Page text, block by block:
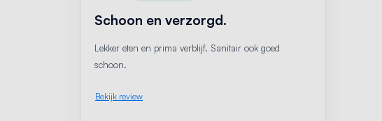
Schoon en verzorgd.
Lekker eten en prima verblijf. Sanitair ook goed
schoon.
Bekijk review